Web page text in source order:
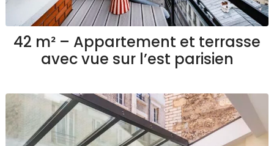
42 m² – Appartement et terrasse
avec vue sur l’est parisien